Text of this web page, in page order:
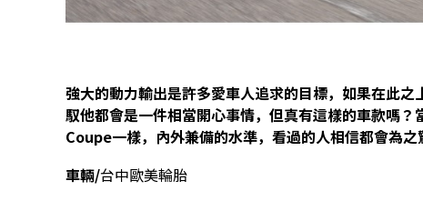
強大的動力輸出是許多愛車人追求的目標，如果在此
馭他都會是一件相當開心事情，但真有這樣的車款嗎
Coupe一樣，內外兼備的水準，看過的人相信都會為之
車輛/台中歐美輪胎